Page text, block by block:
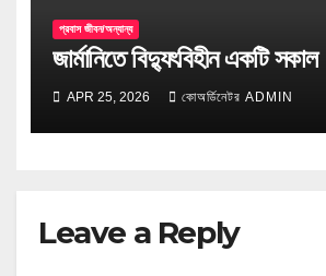
প্রবাস জীবন/অন্যান্য
জার্মানিতে বিদ্যুৎবিহীন একটি সকাল
APR 25, 2026 কোঅর্ডিনেটর ADMIN
Leave a Reply